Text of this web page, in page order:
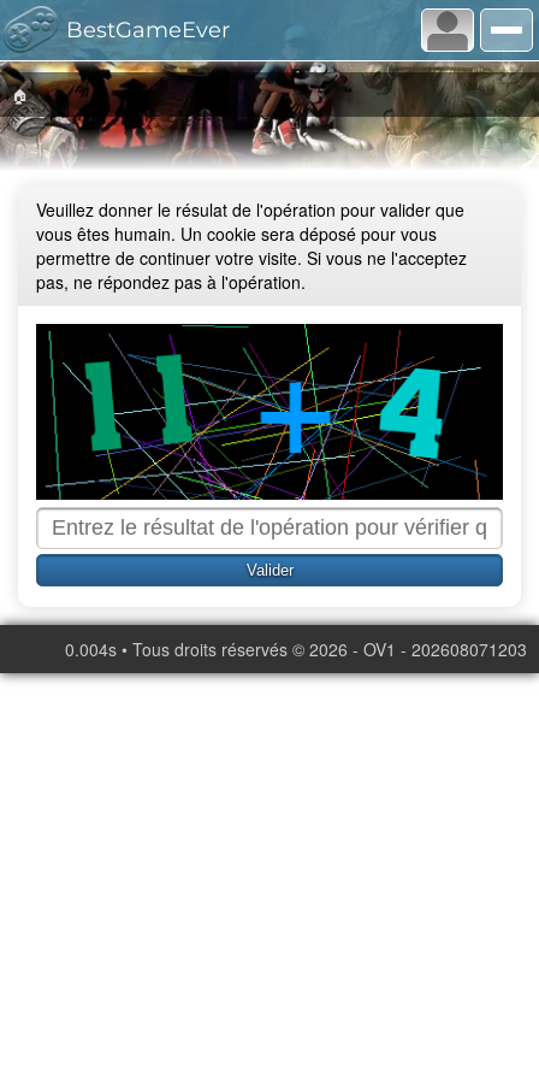
BestGameEver
🏠
Veuillez donner le résulat de l'opération pour valider que
vous êtes humain. Un cookie sera déposé pour vous
permettre de continuer votre visite. Si vous ne l'acceptez
pas, ne répondez pas à l'opération.
0.004s • Tous droits réservés © 2026 - OV1 - 202608071203